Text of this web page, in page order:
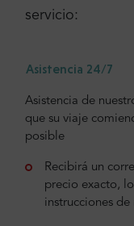
servicio:
Asistencia 24/7
Asistencia de
que su viaje
posible
Recibirá un
precio exacto,
instrucciones